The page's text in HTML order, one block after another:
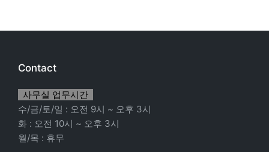
Contact
사무실 업무시간
수/금/토/일 : 오전 9시 ~ 오후 3시
화 : 오전 10시 ~ 오후 3시
월/목 : 휴무